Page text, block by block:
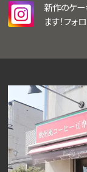
新作のケー
ます！フォ